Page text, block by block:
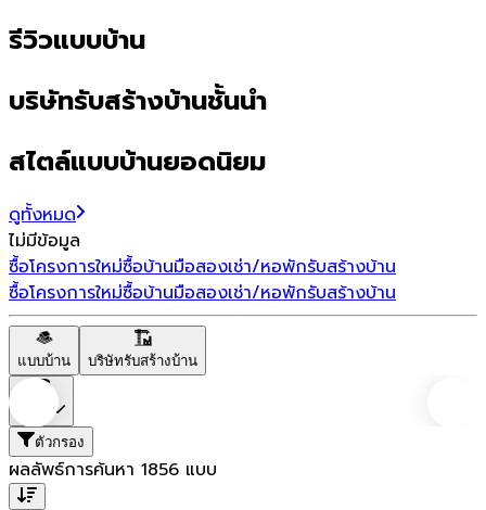
รีวิวแบบบ้าน
บริษัทรับสร้างบ้านชั้นนำ
สไตล์แบบบ้านยอดนิยม
ดูทั้งหมด
ไม่มีข้อมูล
ซื้อโครงการใหม่ซื้อบ้านมือสองเช่า/หอพักรับสร้างบ้าน
ซื้อโครงการใหม่ซื้อบ้านมือสองเช่า/หอพักรับสร้างบ้าน
แบบบ้าน บริษัทรับสร้างบ้าน
ตัวกรอง
ผลลัพธ์การค้นหา 1856 แบบ